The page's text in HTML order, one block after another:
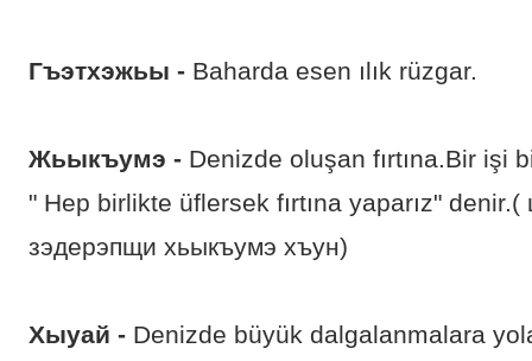
Гъэтхэжьы - Baharda esen ılık rüzgar.
Жьыкъумэ - Denizde oluşan fırtına.Bir işi
" Hep birlikte üflersek fırtına yaparız"
зэдерэпщи хьыкъумэ хъун)
Хыуай - Denizde büyük dalgalanmalara